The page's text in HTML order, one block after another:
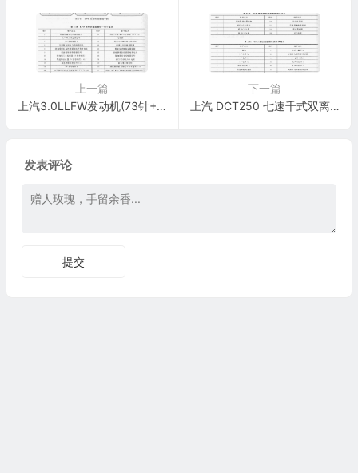
上一篇
上汽3.0LLFW发动机(73针+73针+73 针)
下一篇
上汽 DCT250 七速千式双离合变速器(18针+18针+ 28针)
发表评论